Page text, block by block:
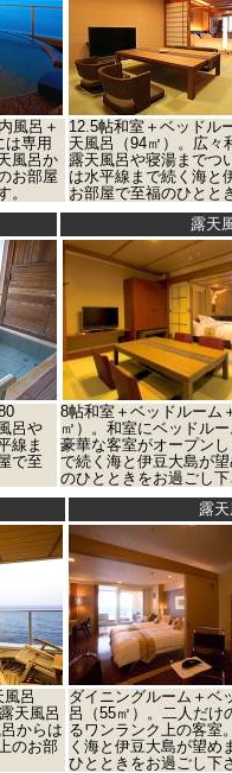
風呂＋
は専用
風呂か
お部屋
。
12.5帖和室＋ベッドル
天風呂（94㎡）。広々
露天風呂や寝湯までつ
は水平線まで続く海と
お部屋で至福のひとと
露天
呂や
線ま
で至
8帖和室＋ベッドルーム
㎡）。和室にベッドル
豪華な客室がオープン
で続く海と伊豆大島が
のひとときをお過ごし下
露
呂
天風呂
からは
のお部
ダイニングルーム＋ベ
呂（55㎡）。二人だけ
るワンランク上の客室
く海と伊豆大島が望め
ひとときをお過ごし下